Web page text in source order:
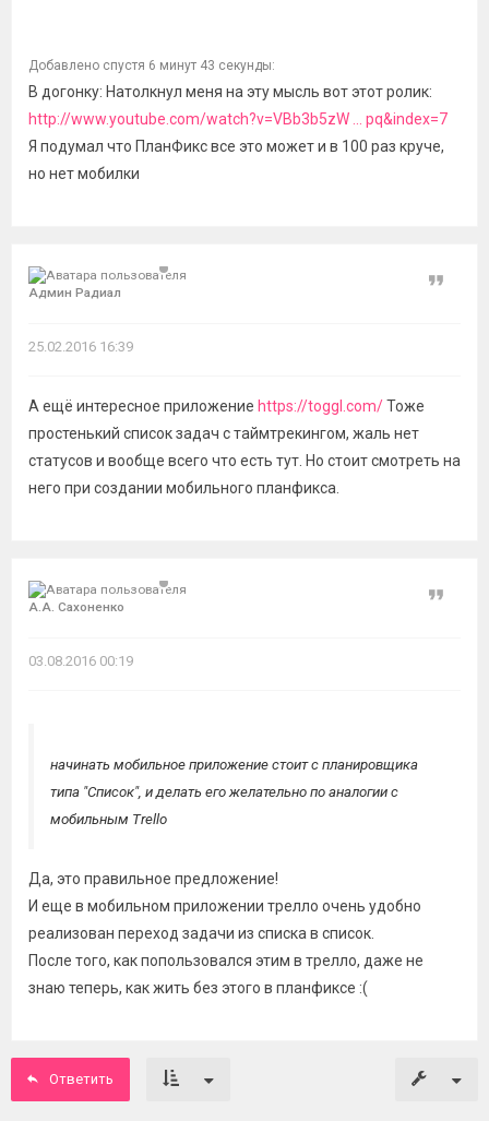
Добавлено спустя 6 минут 43 секунды:
В догонку: Натолкнул меня на эту мысль вот этот ролик:
http://www.youtube.com/watch?v=VBb3b5zW ... pq&index=7
Я подумал что ПланФикс все это может и в 100 раз круче,
но нет мобилки
Админ Радиал
Цитата
25.02.2016 16:39
А ещё интересное приложение https://toggl.com/Тоже
простенький список задач с таймтрекингом, жаль нет
статусов и вообще всего что есть тут. Но стоит смотреть на
него при создании мобильного планфикса.
А.А. Сахоненко
Цитата
03.08.2016 00:19
начинать мобильное приложение стоит с планировщика
типа "Список", и делать его желательно по аналогии с
мобильным Trello
Да, это правильное предложение!
И еще в мобильном приложении трелло очень удобно
реализован переход задачи из списка в список.
После того, как попользовался этим в трелло, даже не
знаю теперь, как жить без этого в планфиксе :(
Ответить